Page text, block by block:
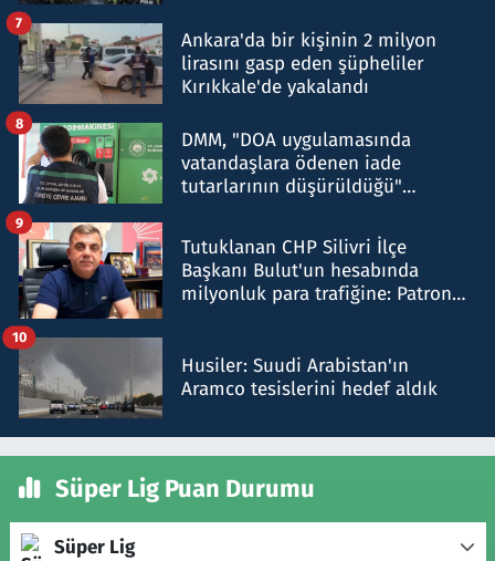
Ankara'da bir kişinin 2 milyon
lirasını gasp eden şüpheliler
Kırıkkale'de yakalandı
7
DMM, "DOA uygulamasında
vatandaşlara ödenen iade
tutarlarının düşürüldüğü"
8
Tutuklanan CHP Silivri İlçe
Başkanı Bulut'un hesabında
milyonluk para trafiğine: Patron
9
Husiler: Suudi Arabistan'ın
Aramco tesislerini hedef aldık
10
Süper Lig Puan Durumu
Süper Lig